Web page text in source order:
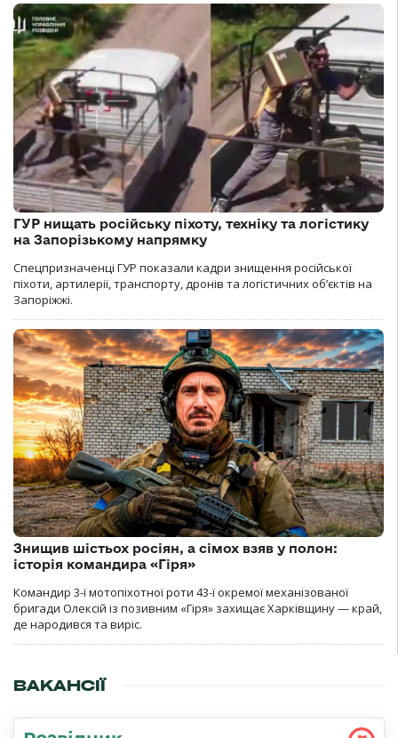
ГУР нищать російську піхоту, техніку та логістику
на Запорізькому напрямку
Спецпризначенці ГУР показали кадри знищення російської
піхоти, артилерії, транспорту, дронів та логістичних об’єктів на
Запоріжжі.
Знищив шістьох росіян, а сімох взяв у полон:
історія командира «Гіря»
Командир 3-ї мотопіхотної роти 43-ї окремої механізованої
бригади Олексій із позивним «Гіря» захищає Харківщину — край,
де народився та виріс.
ВАКАНСІЇ